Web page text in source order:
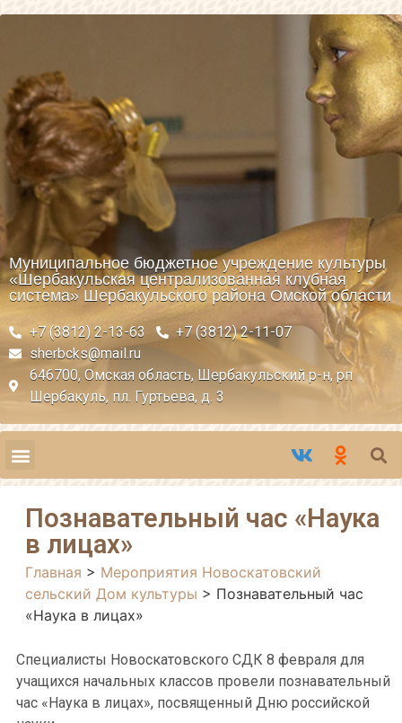
Муниципальное бюджетное учреждение культуры
«Шербакульская централизованная клубная
система» Шербакульского района Омской области
+7 (3812) 2-13-63
+7 (3812) 2-11-07
sherbcks@mail.ru
646700, Омская область, Шербакульский р-н, рп
Шербакуль, пл. Гуртьева, д. 3
Познавательный час «Наука
в лицах»
Главная > Мероприятия Новоскатовский
сельский Дом культуры > Познавательный час
«Наука в лицах»
Специалисты Новоскатовского СДК 8 февраля для
учащихся начальных классов провели познавательный
час «Наука в лицах», посвященный Дню российской